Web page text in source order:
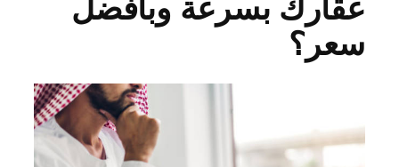
عقارك بسرعة وبأفضل
سعر؟